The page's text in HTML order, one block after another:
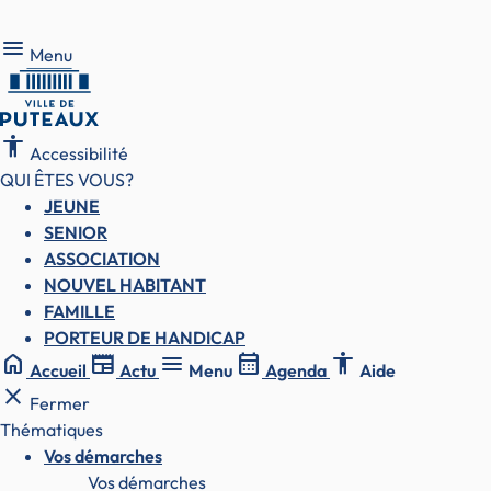
Menu Menu
accessibility Accessibilité
QUI ÊTES VOUS?
JEUNE
SENIOR
ASSOCIATION
NOUVEL HABITANT
FAMILLE
PORTEUR DE HANDICAP
home Accueil newspaper Actu menu Menu calendar_month Agenda accessibility Aide
close Fermer
Thématiques
Vos démarches
Vos démarches